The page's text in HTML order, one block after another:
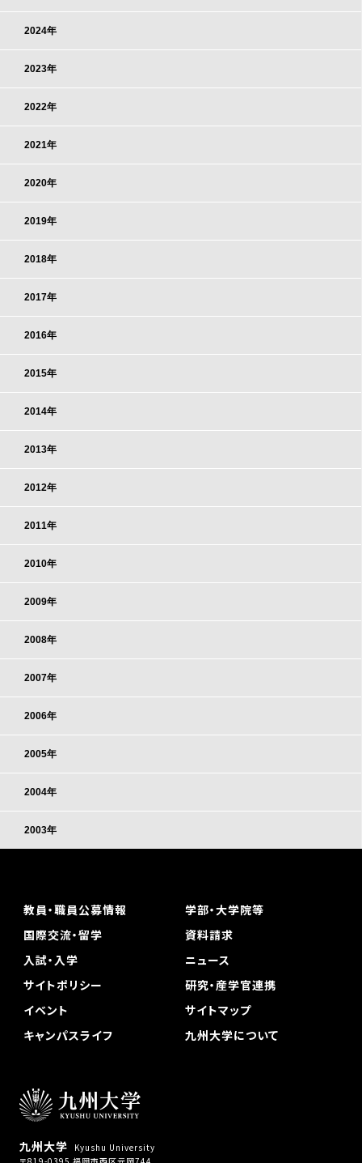
2024年
2023年
2022年
2021年
2020年
2019年
2018年
2017年
2016年
2015年
2014年
2013年
2012年
2011年
2010年
2009年
2008年
2007年
2006年
2005年
2004年
2003年
九州大学
Kyushu University
教員・職員公募情報
学部・大学院等
国際交流・留学
資料請求
入試・入学
ニュース
サイトポリシー
研究・産学官連携
イベント
サイトマップ
キャンパスライフ
九州大学について